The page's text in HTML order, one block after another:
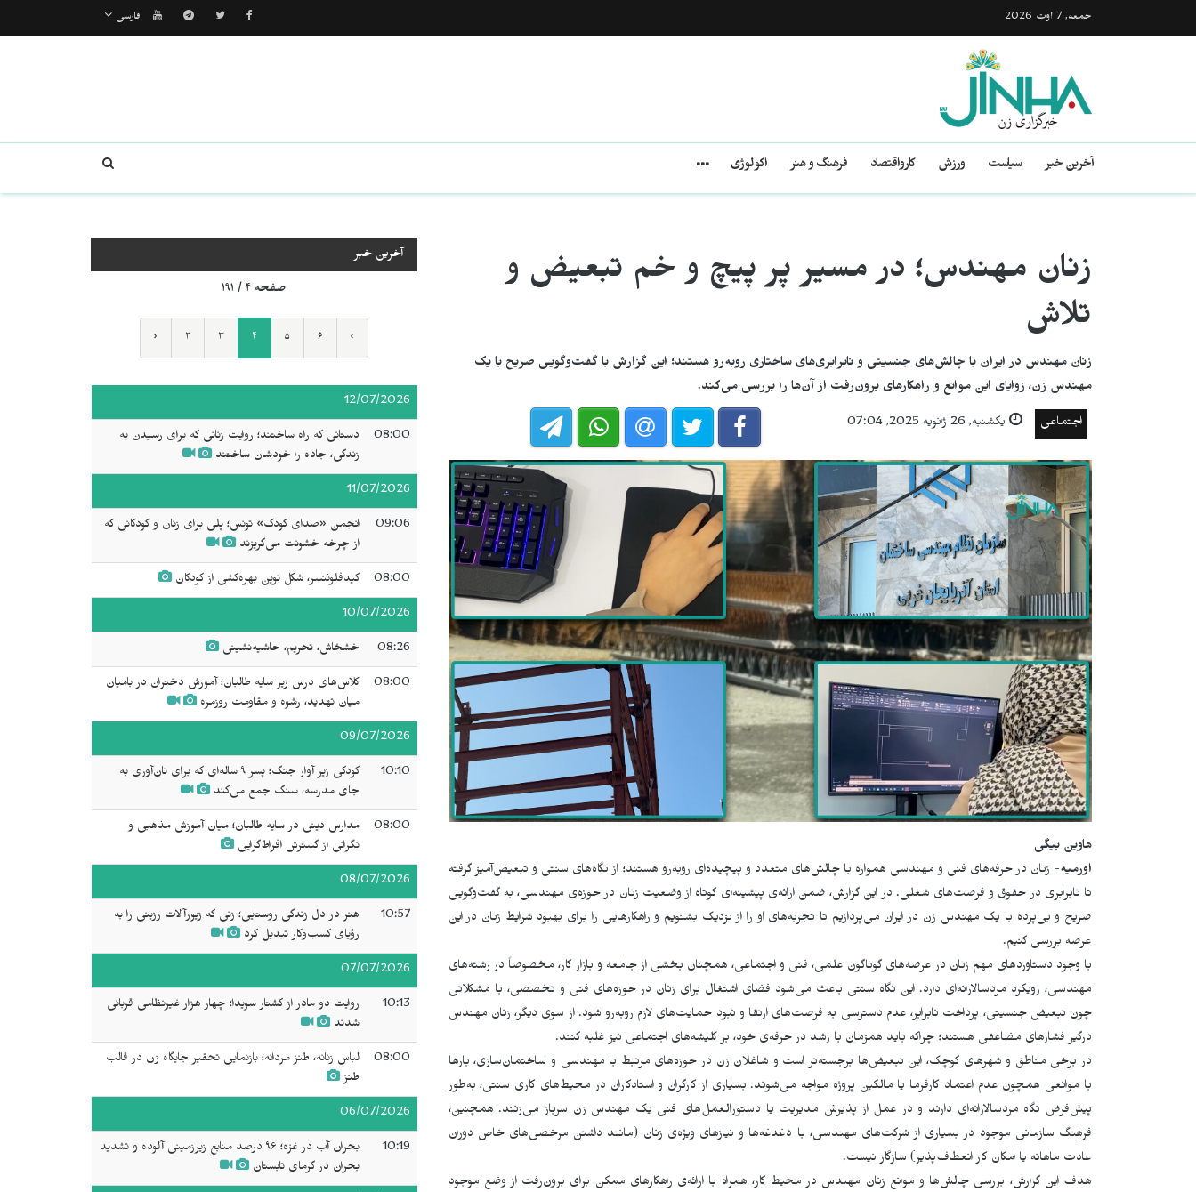
جمعه, 7 اوت 2026 فارسی
آخرین خبر سیاست ورزش کارواقتصاد فرهنگ و هنر اکولوژی
زنان مهندس؛ در مسیر پر پیچ و خم تبعیض و
تلاش
زنان مهندس در ایران با چالش‌های جنسیتی و نابرابری‌های ساختاری روبه‌رو هستند؛ این گزارش با گفت‌وگویی صریح با یک
مهندس زن، زوایای این موانع و راهکارهای برون‌رفت از آن‌ها را بررسی می‌کند.
اجتماعی یکشنبه, 26 ژانویه 2025, 07:04
هاوین بیگی
اورمیه- زنان در حرفه‌های فنی و مهندسی همواره با چالش‌های متعدد و پیچیده‌ای روبه‌رو هستند؛ از نگاه‌های سنتی و تبعیض‌آمیز گرفته
تا نابرابری در حقوق و فرصت‌های شغلی. در این گزارش، ضمن ارائه‌ی پیشینه‌ای کوتاه از وضعیت زنان در حوزه‌ی مهندسی، به گفت‌وگویی
صریح و بی‌پرده با یک مهندس زن در ایران می‌پردازیم تا تجربه‌های او را از نزدیک بشنویم و راهکارهایی را برای بهبود شرایط زنان در این
عرصه بررسی کنیم.
با وجود دستاوردهای مهم زنان در عرصه‌های گوناگون علمی، فنی و اجتماعی، همچنان بخشی از جامعه و بازار کار، مخصوصاً در رشته‌های
مهندسی، رویکرد مردسالارانه‌ای دارد. این نگاه سنتی باعث می‌شود فضای اشتغال برای زنان در حوزه‌های فنی و تخصصی، با مشکلاتی
چون تبعیض جنسیتی، پرداخت نابرابر، عدم دسترسی به فرصت‌های ارتقا و نبود حمایت‌های لازم روبه‌رو شود. از سوی دیگر، زنان مهندس
درگیر فشارهای مضاعفی هستند؛ چراکه باید همزمان با رشد در حرفه‌ی خود، بر کلیشه‌های اجتماعی نیز غلبه کنند.
در برخی مناطق و شهرهای کوچک، این تبعیض‌ها برجسته‌تر است و شاغلان زن در حوزه‌های مرتبط با مهندسی و ساختمان‌سازی، بارها
با موانعی همچون عدم اعتماد کارفرما یا مالکین پروژه مواجه می‌شوند. بسیاری از کارگران و استادکاران در محیط‌های کاری سنتی، به‌طور
پیش‌فرض نگاه مردسالارانه‌ای دارند و در عمل از پذیرش مدیریت یا دستورالعمل‌های فنی یک مهندس زن سرباز می‌زنند. همچنین،
فرهنگ سازمانی موجود در بسیاری از شرکت‌های مهندسی، با دغدغه‌ها و نیازهای ویژه‌ی زنان (مانند داشتن مرخصی‌های خاص دوران
عادت ماهانه یا امکان کار انعطاف‌پذیر) سازگار نیست.
هدف این گزارش، بررسی چالش‌ها و موانع زنان مهندس در محیط کار، همراه با ارائه‌ی راهکارهای ممکن برای برون‌رفت از وضع موجود
آخرین خبر
صفحه ۴ / ۱۹۱
‹ ۲ ۳ ۴ ۵ ۶ ›
12/07/2026
08:00
دستانی که راه ساختند؛ روایت زنانی که برای رسیدن به
زندگی، جاده را خودشان ساختند
11/07/2026
09:06
انجمن «صدای کودک» تونس؛ پلی برای زنان و کودکانی که
از چرخه خشونت می‌گریزند
08:00 کیدفلوئنسر، شکل نوین بهره‌کشی از کودکان
10/07/2026
08:26 خشخاش، تحریم، حاشیه‌نشینی
08:00
کلاس‌های درس زیر سایه طالبان؛ آموزش دختران در بامیان
میان تهدید، رشوه و مقاومت روزمره
09/07/2026
10:10
کودکی زیر آوار جنگ؛ پسر ۹ ساله‌ای که برای نان‌آوری به
جای مدرسه، سنگ جمع می‌کند
08:00
مدارس دینی در سایه طالبان؛ میان آموزش مذهبی و
نگرانی از گسترش افراط‌گرایی
08/07/2026
10:57
هنر در دل زندگی روستایی؛ زنی که زیورآلات رزینی را به
رؤیای کسب‌وکار تبدیل کرد
07/07/2026
10:13
روایت دو مادر از کشتار سویدا؛ چهار هزار غیرنظامی قربانی
شدند
08:00
لباس زنانه، طنز مردانه؛ بازنمایی تحقیر جایگاه زن در قالب
طنز
06/07/2026
10:19
بحران آب در غزه؛ ۹۶ درصد منابع زیرزمینی آلوده و تشدید
بحران در گرمای تابستان